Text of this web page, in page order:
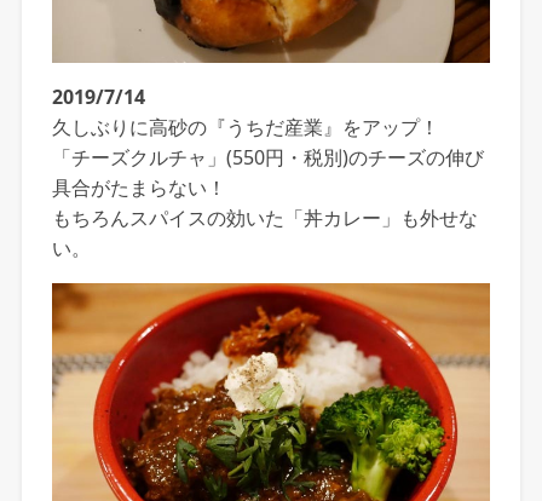
2019/7/14
久しぶりに高砂の『うちだ産業』をアップ！
「チーズクルチャ」(550円・税別)のチーズの伸び
具合がたまらない！
もちろんスパイスの効いた「丼カレー」も外せな
い。